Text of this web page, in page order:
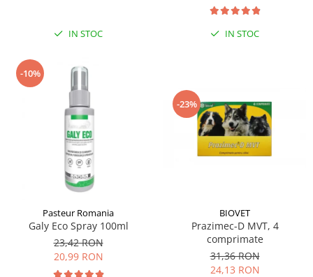
IN STOC IN STOC
-10%
Pasteur Romania
Galy Eco Spray 100ml
23,42 RON
20,99 RON
-23%
BIOVET
Prazimec-D MVT, 4
comprimate
31,36 RON
24,13 RON